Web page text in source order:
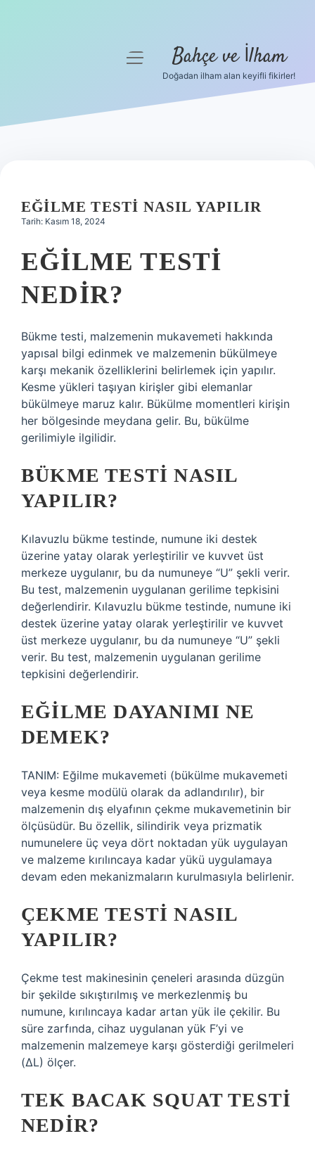
Hakkımızda
menüyü
Bahçe ve İlham
Doğadan ilham alan keyifli fikirler!
EĞILME TESTI NASIL YAPILIR
Tarih: Kasım 18, 2024
EĞILME TESTI
NEDIR?
Bükme testi, malzemenin mukavemeti hakkında
yapısal bilgi edinmek ve malzemenin bükülmeye
karşı mekanik özelliklerini belirlemek için yapılır.
Kesme yükleri taşıyan kirişler gibi elemanlar
bükülmeye maruz kalır. Bükülme momentleri kirişin
her bölgesinde meydana gelir. Bu, bükülme
gerilimiyle ilgilidir.
BÜKME TESTI NASIL
YAPILIR?
Kılavuzlu bükme testinde, numune iki destek
üzerine yatay olarak yerleştirilir ve kuvvet üst
merkeze uygulanır, bu da numuneye “U” şekli verir.
Bu test, malzemenin uygulanan gerilime tepkisini
değerlendirir. Kılavuzlu bükme testinde, numune iki
destek üzerine yatay olarak yerleştirilir ve kuvvet
üst merkeze uygulanır, bu da numuneye “U” şekli
verir. Bu test, malzemenin uygulanan gerilime
tepkisini değerlendirir.
EĞILME DAYANIMI NE
DEMEK?
TANIM: Eğilme mukavemeti (bükülme mukavemeti
veya kesme modülü olarak da adlandırılır), bir
malzemenin dış elyafının çekme mukavemetinin bir
ölçüsüdür. Bu özellik, silindirik veya prizmatik
numunelere üç veya dört noktadan yük uygulayan
ve malzeme kırılıncaya kadar yükü uygulamaya
devam eden mekanizmaların kurulmasıyla belirlenir.
ÇEKME TESTI NASIL
YAPILIR?
Çekme test makinesinin çeneleri arasında düzgün
bir şekilde sıkıştırılmış ve merkezlenmiş bu
numune, kırılıncaya kadar artan yük ile çekilir. Bu
süre zarfında, cihaz uygulanan yük F’yi ve
malzemenin malzemeye karşı gösterdiği gerilmeleri
(ΔL) ölçer.
TEK BACAK SQUAT TESTI
NEDIR?